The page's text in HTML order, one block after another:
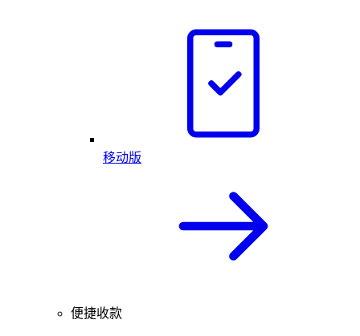
移动版
便捷收款